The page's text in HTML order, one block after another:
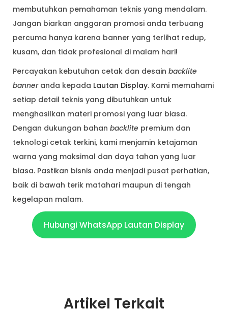
membutuhkan pemahaman teknis yang mendalam.
Jangan biarkan anggaran promosi anda terbuang
percuma hanya karena banner yang terlihat redup,
kusam, dan tidak profesional di malam hari!
Percayakan kebutuhan cetak dan desain backlite
banneranda kepada Lautan Display. Kami memahami
setiap detail teknis yang dibutuhkan untuk
menghasilkan materi promosi yang luar biasa.
Dengan dukungan bahan backlite premium dan
teknologi cetak terkini, kami menjamin ketajaman
warna yang maksimal dan daya tahan yang luar
biasa. Pastikan bisnis anda menjadi pusat perhatian,
baik di bawah terik matahari maupun di tengah
kegelapan malam.
Hubungi WhatsApp Lautan Display
Artikel Terkait